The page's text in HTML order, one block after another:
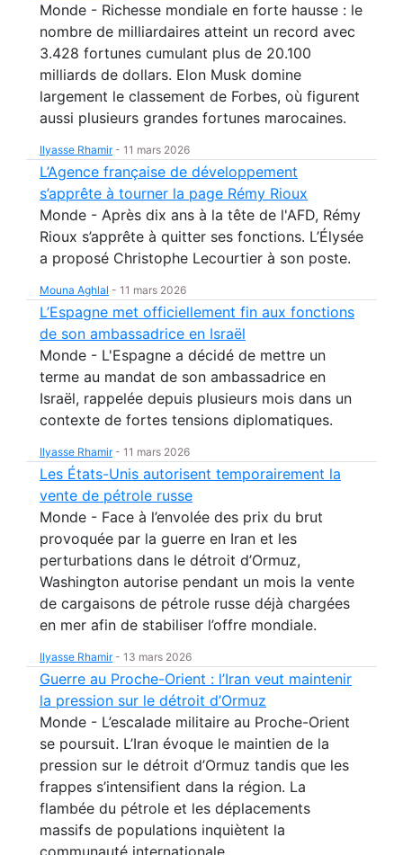
Monde - Richesse mondiale en forte hausse : le
nombre de milliardaires atteint un record avec
3.428 fortunes cumulant plus de 20.100
milliards de dollars. Elon Musk domine
largement le classement de Forbes, où figurent
aussi plusieurs grandes fortunes marocaines.
Ilyasse Rhamir- 11 mars 2026
L’Agence française de développement
s’apprête à tourner la page Rémy Rioux
Monde - Après dix ans à la tête de l'AFD, Rémy
Rioux s’apprête à quitter ses fonctions. L’Élysée
a proposé Christophe Lecourtier à son poste.
Mouna Aghlal - 11 mars 2026
L’Espagne met officiellement fin aux fonctions
de son ambassadrice en Israël
Monde - L'Espagne a décidé de mettre un
terme au mandat de son ambassadrice en
Israël, rappelée depuis plusieurs mois dans un
contexte de fortes tensions diplomatiques.
Ilyasse Rhamir- 11 mars 2026
Les États-Unis autorisent temporairement la
vente de pétrole russe
Monde - Face à l’envolée des prix du brut
provoquée par la guerre en Iran et les
perturbations dans le détroit d’Ormuz,
Washington autorise pendant un mois la vente
de cargaisons de pétrole russe déjà chargées
en mer afin de stabiliser l’offre mondiale.
Ilyasse Rhamir- 13 mars 2026
Guerre au Proche-Orient : l’Iran veut maintenir
la pression sur le détroit d’Ormuz
Monde - L’escalade militaire au Proche-Orient
se poursuit. L’Iran évoque le maintien de la
pression sur le détroit d’Ormuz tandis que les
frappes s’intensifient dans la région. La
flambée du pétrole et les déplacements
massifs de populations inquiètent la
communauté internationale.